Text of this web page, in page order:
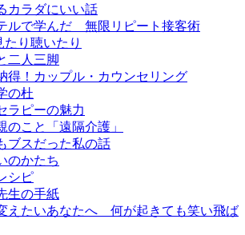
カラダにいい話
ルで学んだ 無限リピート接客術
り聴いたり
二人三脚
得！カップル・カウンセリング
の杜
ラピーの魅力
のこと「遠隔介護」
ブスだった私の話
のかたち
シピ
生の手紙
えたいあなたへ 何が起きても笑い飛ば